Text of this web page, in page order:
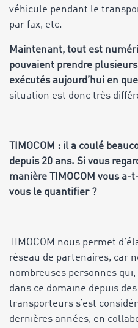
véhicule pendant le
par fax, etc.
Maintenant, tout est
pouvaient prendre
exécutés aujourd’hui en
situation est donc très
TIMOCOM : il a coulé
depuis 20 ans. Si vous
manière TIMOCOM vous
vous le quantifier ?
TIMOCOM nous permet
réseau de partenaires, car
nombreuses personnes
dans ce domaine depuis
transporteurs s’est
dernières années, en